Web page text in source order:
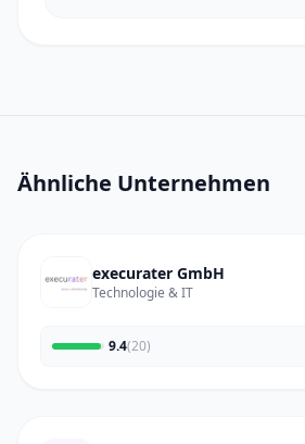
Ähnliche Unternehmen
execurater GmbH
Technologie & IT
9.4(20)